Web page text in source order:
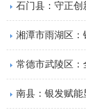
石门县：守正创
湘潭市雨湖区
常德市武陵区：
南县：银发赋能